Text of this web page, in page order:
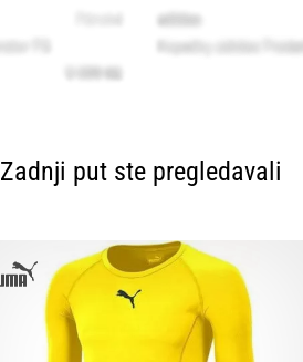
Zadnji put ste pregledavali